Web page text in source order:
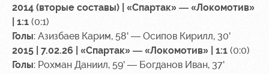
Space
rentals
Ice palace
Sport
A fan card
Loyalty
program
Parking
2014 (вторые составы) | «Спартак» — «Локомотив»
| 1:1 (0:1)
Голы: Азизбаев Карим, 58' — Осипов Кирилл, 30'
2015 | 7.02.26 | «Спартак» — «Локомотив» | 1:1 (0:0)
Голы: Рохман Даниил, 59' — Богданов Иван, 37'